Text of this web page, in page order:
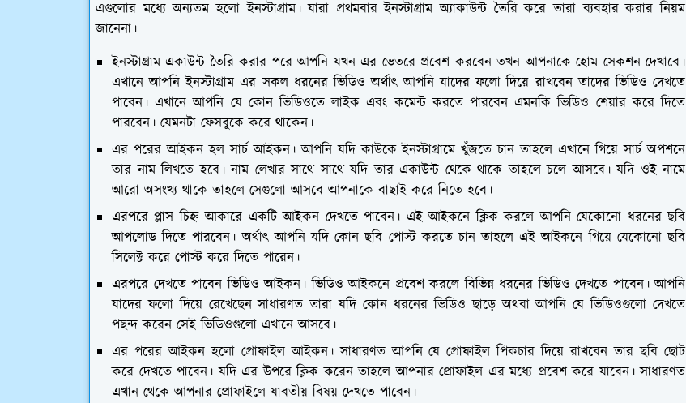
এগুলোর মধ্যে অন্যতম হলো ইনস্টাগ্রাম। যারা প্রথমবার ইনস্টাগ্রাম অ্যাকাউন্ট তৈরি করে তারা ব্যবহার করার নিয়ম
জানেনা।
ইনস্টাগ্রাম একাউন্ট তৈরি করার পরে আপনি যখন এর ভেতরে প্রবেশ করবেন তখন আপনাকে হোম সেকশন দেখাবে।
এখানে আপনি ইনস্টাগ্রাম এর সকল ধরনের ভিডিও অর্থাৎ আপনি যাদের ফলো দিয়ে রাখবেন তাদের ভিডিও দেখতে
পাবেন। এখানে আপনি যে কোন ভিডিওতে লাইক এবং কমেন্ট করতে পারবেন এমনকি ভিডিও শেয়ার করে দিতে
পারবেন। যেমনটা ফেসবুকে করে থাকেন।
এর পরের আইকন হল সার্চ আইকন। আপনি যদি কাউকে ইনস্টাগ্রামে খুঁজতে চান তাহলে এখানে গিয়ে সার্চ অপশনে
তার নাম লিখতে হবে। নাম লেখার সাথে সাথে যদি তার একাউন্ট থেকে থাকে তাহলে চলে আসবে। যদি ওই নামে
আরো অসংখ্য থাকে তাহলে সেগুলো আসবে আপনাকে বাছাই করে নিতে হবে।
এরপরে প্লাস চিহ্ন আকারে একটি আইকন দেখতে পাবেন। এই আইকনে ক্লিক করলে আপনি যেকোনো ধরনের ছবি
আপলোড দিতে পারবেন। অর্থাৎ আপনি যদি কোন ছবি পোস্ট করতে চান তাহলে এই আইকনে গিয়ে যেকোনো ছবি
সিলেক্ট করে পোস্ট করে দিতে পারেন।
এরপরে দেখতে পাবেন ভিডিও আইকন। ভিডিও আইকনে প্রবেশ করলে বিভিন্ন ধরনের ভিডিও দেখতে পাবেন। আপনি
যাদের ফলো দিয়ে রেখেছেন সাধারণত তারা যদি কোন ধরনের ভিডিও ছাড়ে অথবা আপনি যে ভিডিওগুলো দেখতে
পছন্দ করেন সেই ভিডিওগুলো এখানে আসবে।
এর পরের আইকন হলো প্রোফাইল আইকন। সাধারণত আপনি যে প্রোফাইল পিকচার দিয়ে রাখবেন তার ছবি ছোট
করে দেখতে পাবেন। যদি এর উপরে ক্লিক করেন তাহলে আপনার প্রোফাইল এর মধ্যে প্রবেশ করে যাবেন। সাধারণত
এখান থেকে আপনার প্রোফাইলে যাবতীয় বিষয় দেখতে পাবেন।